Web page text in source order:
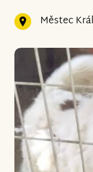
Městec